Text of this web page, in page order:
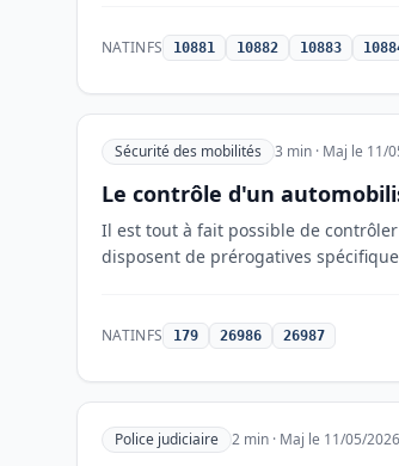
NATINFS 10881 10882 10883
Sécurité des mobilités 3 min · Maj le 11/
Le contrôle d'un
Il est tout à fait possible de
disposent de prérogatives
NATINFS 179 26986 26987
Police judiciaire 2 min · Maj le 11/05/2026